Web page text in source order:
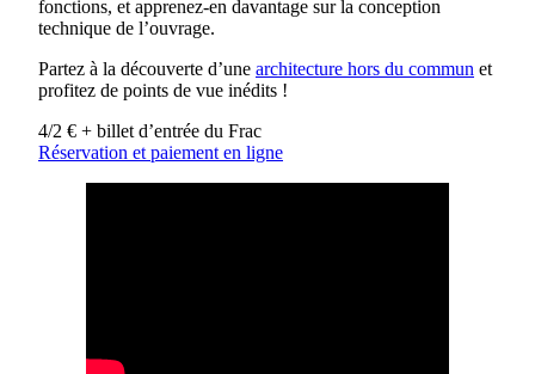
fonctions, et apprenez-en davantage sur la conception
technique de l’ouvrage.
Partez à la découverte d’une architecture hors du commun et
profitez de points de vue inédits !
4/2 € + billet d’entrée du Frac
Réservation et paiement en ligne